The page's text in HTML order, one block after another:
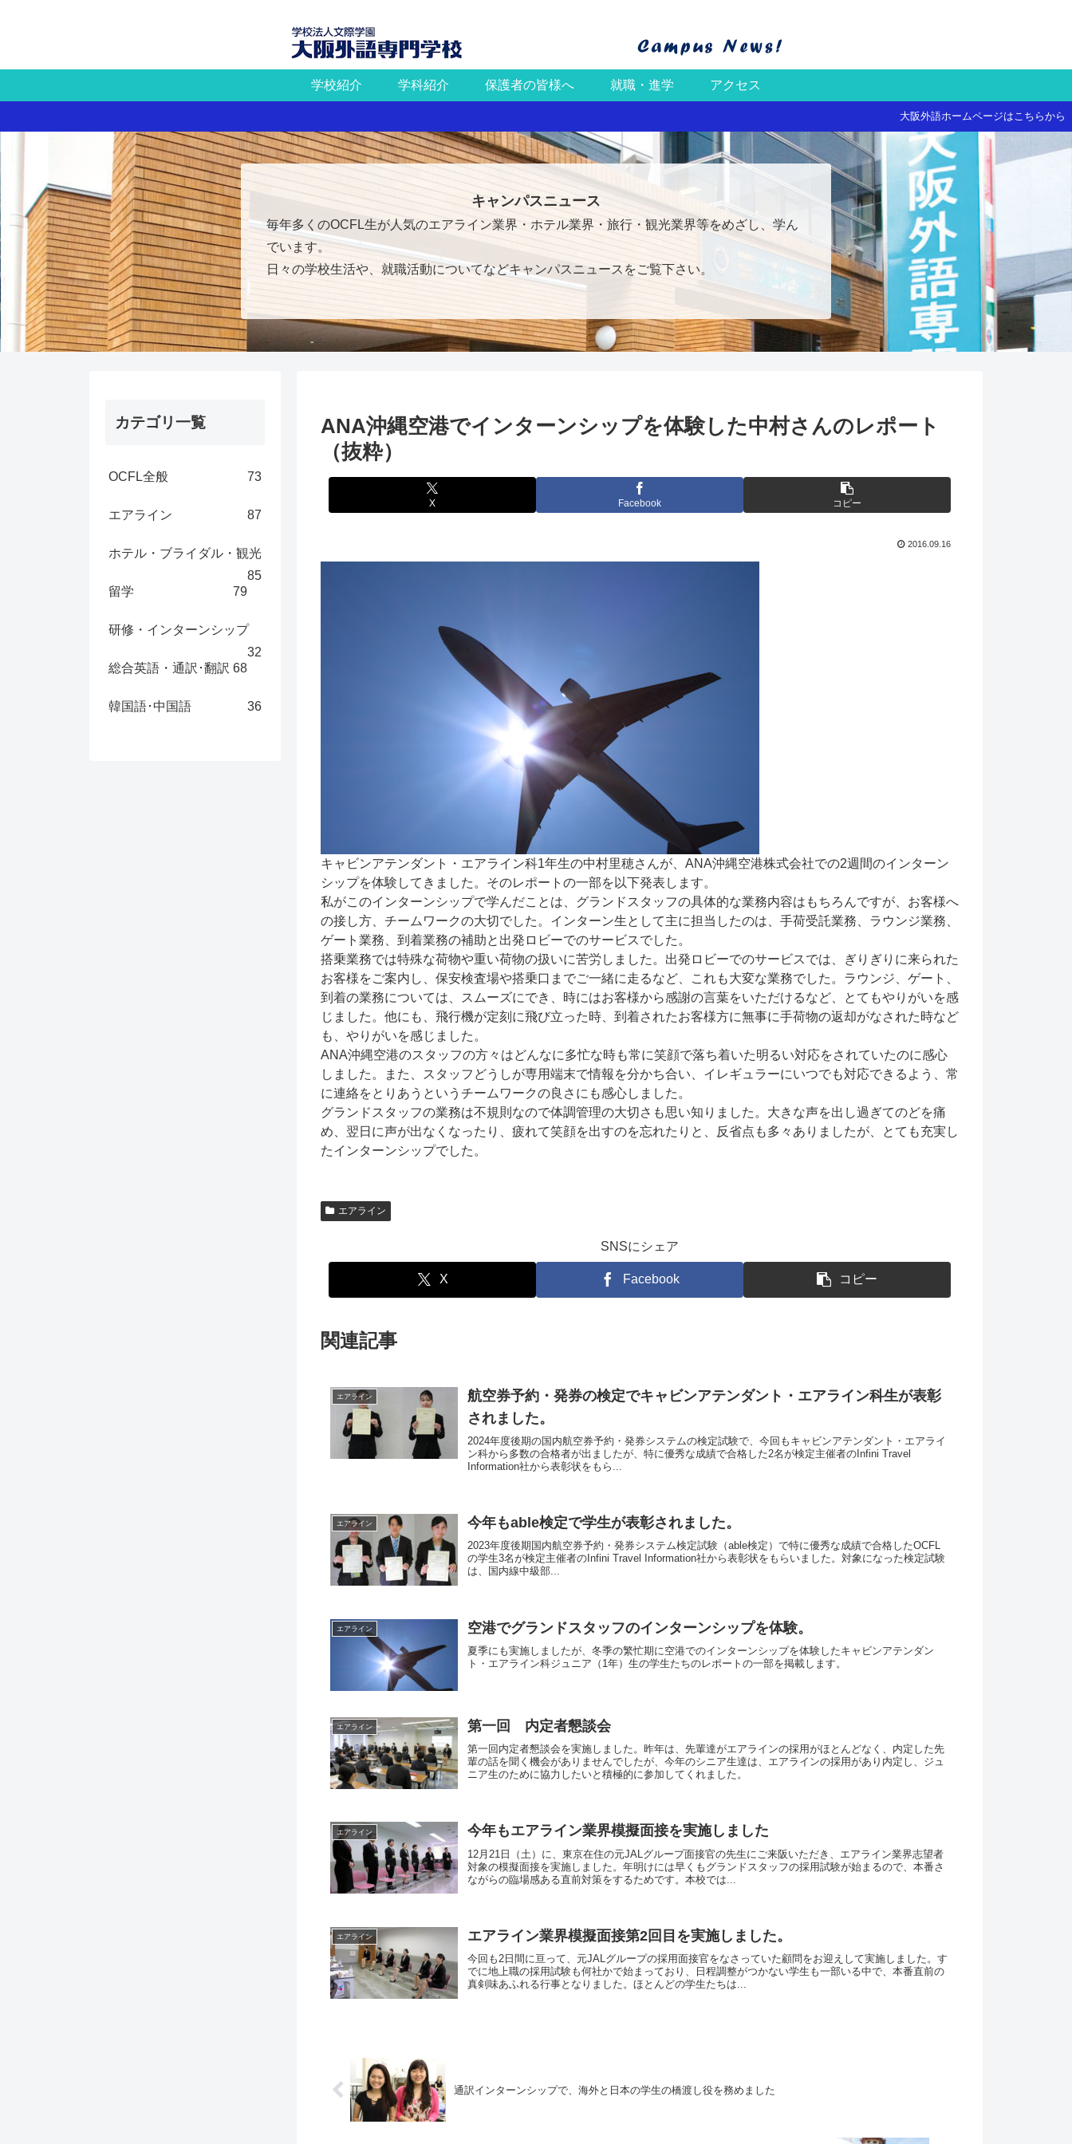
学校紹介 学科紹介 保護者の皆様へ 就職・進学 アクセス
大阪外語ホームページはこちらから
キャンパスニュース
毎年多くのOCFL生が人気のエアライン業界・ホテル業界・旅行・観光業界等をめざし、学ん
でいます。
日々の学校生活や、就職活動についてなどキャンパスニュースをご覧下さい。
ANA沖縄空港でインターンシップを体験した中村さんのレポート
（抜粋）
X Facebook コピー
2016.09.16
キャビンアテンダント・エアライン科1年生の中村里穂さんが、ANA沖縄空港株式会社での2週間のインターン
シップを体験してきました。そのレポートの一部を以下発表します。
私がこのインターンシップで学んだことは、グランドスタッフの具体的な業務内容はもちろんですが、お客様へ
の接し方、チームワークの大切でした。インターン生として主に担当したのは、手荷受託業務、ラウンジ業務、
ゲート業務、到着業務の補助と出発ロビーでのサービスでした。
搭乗業務では特殊な荷物や重い荷物の扱いに苦労しました。出発ロビーでのサービスでは、ぎりぎりに来られた
お客様をご案内し、保安検査場や搭乗口までご一緒に走るなど、これも大変な業務でした。ラウンジ、ゲート、
到着の業務については、スムーズにでき、時にはお客様から感謝の言葉をいただけるなど、とてもやりがいを感
じました。他にも、飛行機が定刻に飛び立った時、到着されたお客様方に無事に手荷物の返却がなされた時など
も、やりがいを感じました。
ANA沖縄空港のスタッフの方々はどんなに多忙な時も常に笑顔で落ち着いた明るい対応をされていたのに感心
しました。また、スタッフどうしが専用端末で情報を分かち合い、イレギュラーにいつでも対応できるよう、常
に連絡をとりあうというチームワークの良さにも感心しました。
グランドスタッフの業務は不規則なので体調管理の大切さも思い知りました。大きな声を出し過ぎてのどを痛
め、翌日に声が出なくなったり、疲れて笑顔を出すのを忘れたりと、反省点も多々ありましたが、とても充実し
たインターンシップでした。
エアライン
SNSにシェア
X Facebook コピー
関連記事
エアライン
航空券予約・発券の検定でキャビンアテンダント・エアライン科生が表彰
されました。
2024年度後期の国内航空券予約・発券システムの検定試験で、今回もキャビンアテンダント・エアライ
ン科から多数の合格者が出ましたが、特に優秀な成績で合格した2名が検定主催者のInfini Travel
Information社から表彰状をもら...
エアライン 今年もable検定で学生が表彰されました。
2023年度後期国内航空券予約・発券システム検定試験（able検定）で特に優秀な成績で合格したOCFL
の学生3名が検定主催者のInfini Travel Information社から表彰状をもらいました。対象になった検定試験
は、国内線中級部...
エアライン 空港でグランドスタッフのインターンシップを体験。
夏季にも実施しましたが、冬季の繁忙期に空港でのインターンシップを体験したキャビンアテンダン
ト・エアライン科ジュニア（1年）生の学生たちのレポートの一部を掲載します。
エアライン 第一回 内定者懇談会
第一回内定者懇談会を実施しました。昨年は、先輩達がエアラインの採用がほとんどなく、内定した先
輩の話を聞く機会がありませんでしたが、今年のシニア生達は、エアラインの採用があり内定し、ジュ
ニア生のために協力したいと積極的に参加してくれました。
エアライン 今年もエアライン業界模擬面接を実施しました
12月21日（土）に、東京在住の元JALグループ面接官の先生にご来阪いただき、エアライン業界志望者
対象の模擬面接を実施しました。年明けには早くもグランドスタッフの採用試験が始まるので、本番さ
ながらの臨場感ある直前対策をするためです。本校では...
エアライン エアライン業界模擬面接第2回目を実施しました。
今回も2日間に亘って、元JALグループの採用面接官をなさっていた顧問をお迎えして実施しました。す
でに地上職の採用試験も何社かで始まっており、日程調整がつかない学生も一部いる中で、本番直前の
真剣味あふれる行事となりました。ほとんどの学生たちは...
通訳インターンシップで、海外と日本の学生の橋渡し役を務めました
カテゴリ一覧
OCFL全般 73
エアライン 87
ホテル・ブライダル・観光
85
留学
79
研修・インターンシップ
32
総合英語・通訳･翻訳 68
韓国語･中国語 36